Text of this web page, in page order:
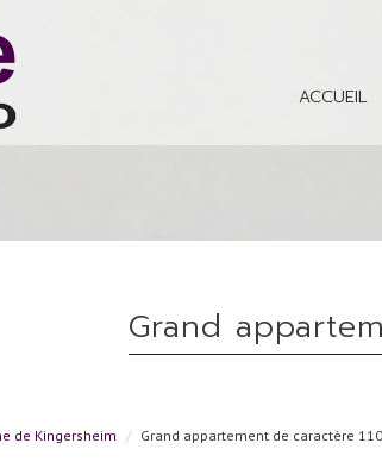
ACCUEIL
grand
de Kingersheim Grand appartement de caractère